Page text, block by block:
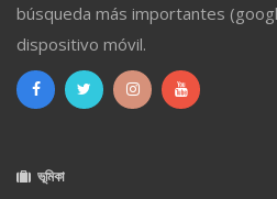
búsqueda más importantes
dispositivo móvil.
ভূমিকা